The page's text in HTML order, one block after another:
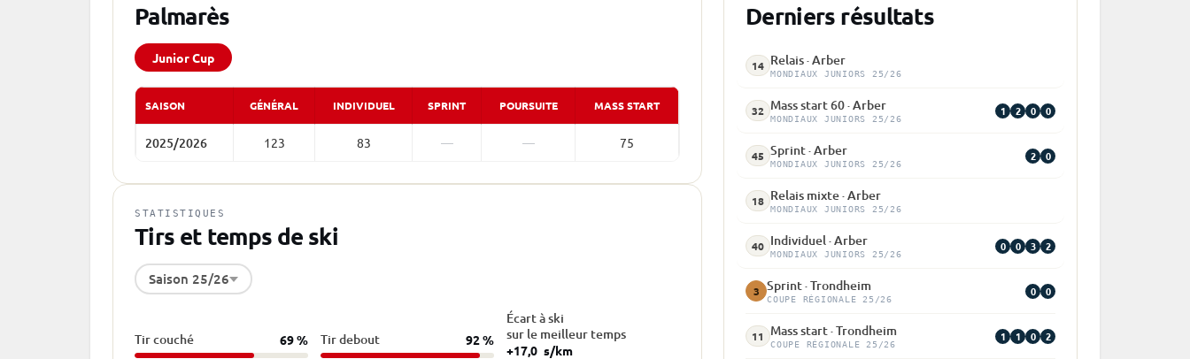
Palmarès
Junior Cup
SAISON GÉNÉRAL INDIVIDUEL SPRINT POURSUITE MASS START
2025/2026 123 83 — — 75
STATISTIQUES
Tirs et temps de ski
Saison 25/26
Tir couché 69 % Tir debout 92 %
Écart à ski
sur le meilleur temps
+17,0 s/km
Derniers résultats
14 Relais · Arber
MONDIAUX JUNIORS 25/26
32 Mass start 60 · Arber
MONDIAUX JUNIORS 25/26
1 2 0 0
45 Sprint · Arber
MONDIAUX JUNIORS 25/26
2 0
18 Relais mixte · Arber
MONDIAUX JUNIORS 25/26
40 Individuel · Arber
MONDIAUX JUNIORS 25/26
0 0 3 2
3 Sprint · Trondheim
COUPE RÉGIONALE 25/26
0 0
11 Mass start · Trondheim
COUPE RÉGIONALE 25/26
1 1 0 2